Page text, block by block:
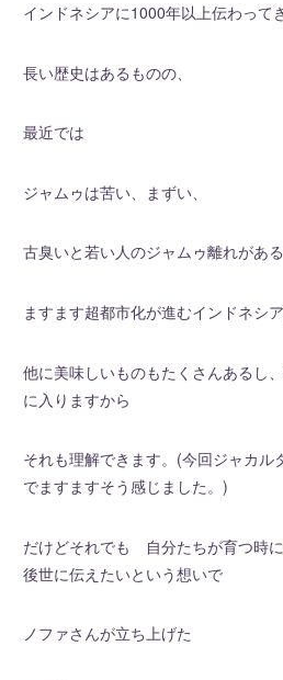
インドネシアに1000年以上伝わって
長い歴史はあるものの、
最近では
ジャムゥは苦い、まずい、
古臭いと若い人のジャムゥ離れがある
ますます超都市化が進むインドネシア
他に美味しいものもたくさんあるし
に入りますから
それも理解できます。(今回ジャカル
でますますそう感じました。)
だけどそれでも 自分たちが育つ時
後世に伝えたいという想いで
ノファさんが立ち上げた